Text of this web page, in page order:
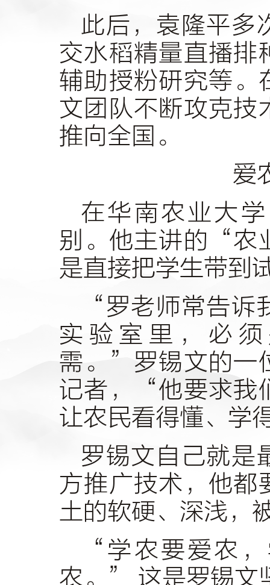
此后，袁隆平多
交水稻精量直播排
辅助授粉研究等。
文团队不断攻克技
推向全国。
爱
在华南农业大
别。他主讲的“农
是直接把学生带到
“罗老师常告诉
实验室里，必
需。”罗锡文的一
记者，“他要求我
让农民看得懂、学
罗锡文自己就是
方推广技术，他都
土的软硬、深浅，
“学农要爱农
农。” 这是罗锡文